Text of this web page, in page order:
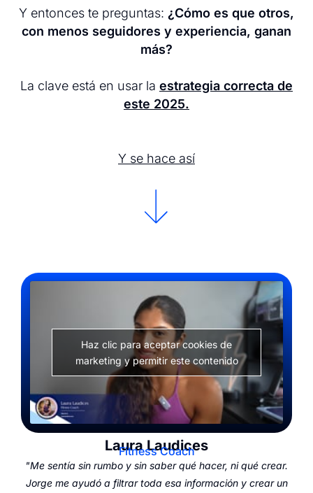
Y entonces te preguntas: ¿Cómo es que otros,
con menos seguidores y experiencia, ganan
más?
La clave está en usar la estrategia correcta de
este 2025.
Y se hace así
Haz clic para aceptar cookies de
marketing y permitir este contenido
Laura Laudices
Fitness Coach
"Me sentía sin rumbo y sin saber qué hacer, ni qué crear.
Jorge me ayudó a filtrar toda esa información y crear un